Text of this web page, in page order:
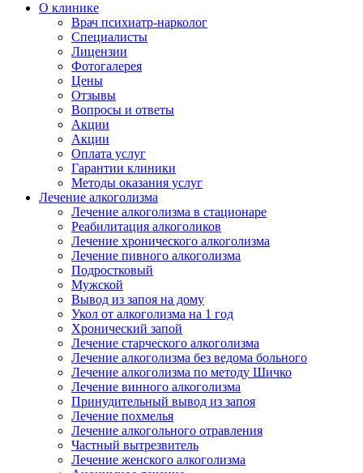
О клинике
Врач психиатр-нарколог
Специалисты
Лицензии
Фотогалерея
Цены
Отзывы
Вопросы и ответы
Акции
Акции
Оплата услуг
Гарантии клиники
Методы оказания услуг
Лечение алкоголизма
Лечение алкоголизма в стационаре
Реабилитация алкоголиков
Лечение хронического алкоголизма
Лечение пивного алкоголизма
Подростковый
Мужской
Вывод из запоя на дому
Укол от алкоголизма на 1 год
Хронический запой
Лечение старческого алкоголизма
Лечение алкоголизма без ведома больного
Лечение алкоголизма по методу Шичко
Лечение винного алкоголизма
Принудительный вывод из запоя
Лечение похмелья
Лечение алкогольного отравления
Частный вытрезвитель
Лечение женского алкоголизма